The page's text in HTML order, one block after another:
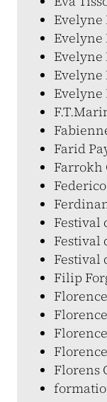
Evelyne
Evelyne
Evelyne
Evelyne
Evelyne
Farid
Farrokh
Festival
Festival
Festival
Filip
Florens